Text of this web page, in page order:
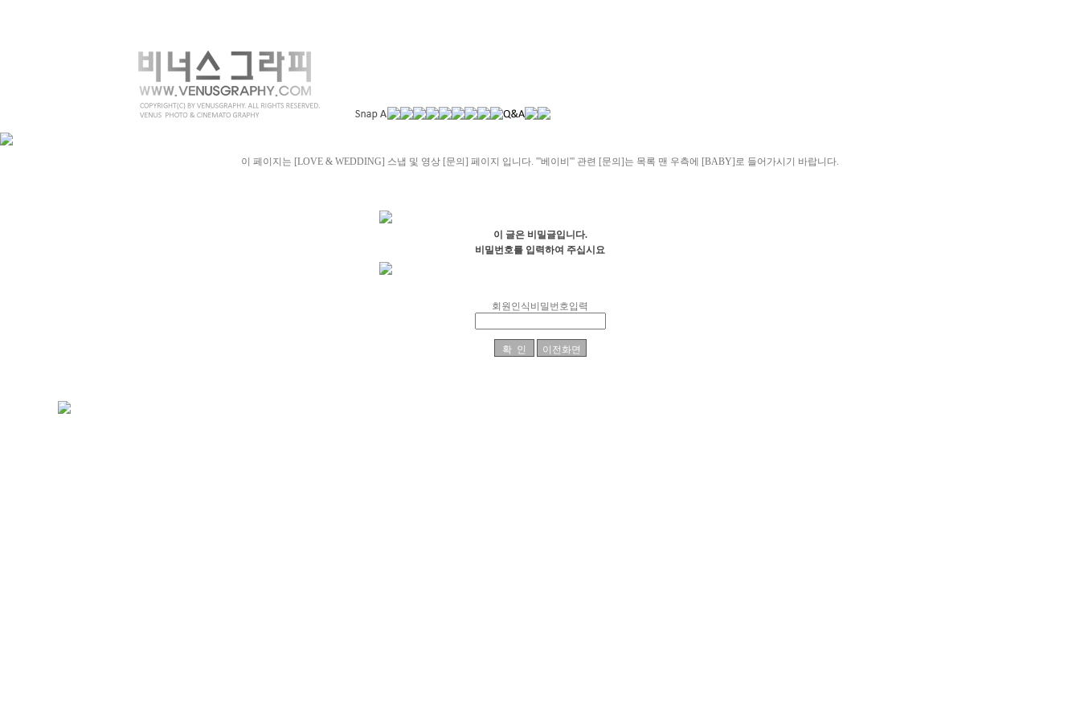
이 페이지는 [LOVE & WEDDING] 스냅 및 영상 [문의] 페이지 입니다. '''베이비''' 관련 [문의]는 목록 맨 우측에 [BABY]로 들어가시기 바랍니다.
이 글은 비밀글입니다.
비밀번호를 입력하여 주십시요
회원인식비밀번호입력